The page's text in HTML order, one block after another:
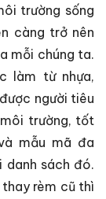
trường sống
càng trở nên
mỗi chúng ta.
làm từ nhựa,
người tiêu
trường, tốt
mẫu mã đa
danh sách đó.
rèm cũ thì